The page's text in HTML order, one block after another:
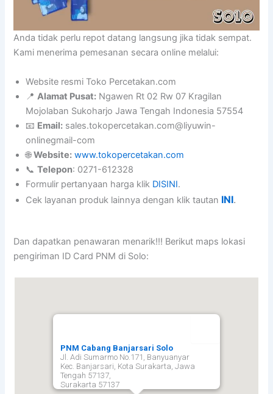
Anda tidak perlu repot datang langsung jika tidak sempat.
Kami menerima pemesanan secara online melalui:
Website resmi Toko Percetakan.com
📍Alamat Pusat: Ngawen Rt 02 Rw 07 Kragilan
Mojolaban Sukoharjo Jawa Tengah Indonesia 57554
📧 Email: sales.tokopercetakan.com@liyuwin-
onlinegmail-com
🌐Website: www.tokopercetakan.com
📞Telepon: 0271-612328
Formulir pertanyaan harga klik DISINI.
Cek layanan produk lainnya dengan klik tautan INI.
Dan dapatkan penawaran menarik!!! Berikut maps lokasi
pengiriman ID Card PNM di Solo:
PNM Cabang Banjarsari Solo
Jl. Adi Sumarmo No.171, Banyuanyar
Kec. Banjarsari, Kota Surakarta, Jawa
Tengah 57137,
Surakarta 57137